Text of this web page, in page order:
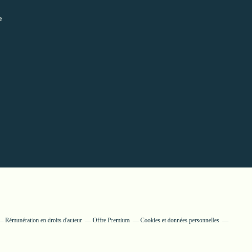
Rémunération en droits d'auteur Offre Premium
Cookies et données personnelles